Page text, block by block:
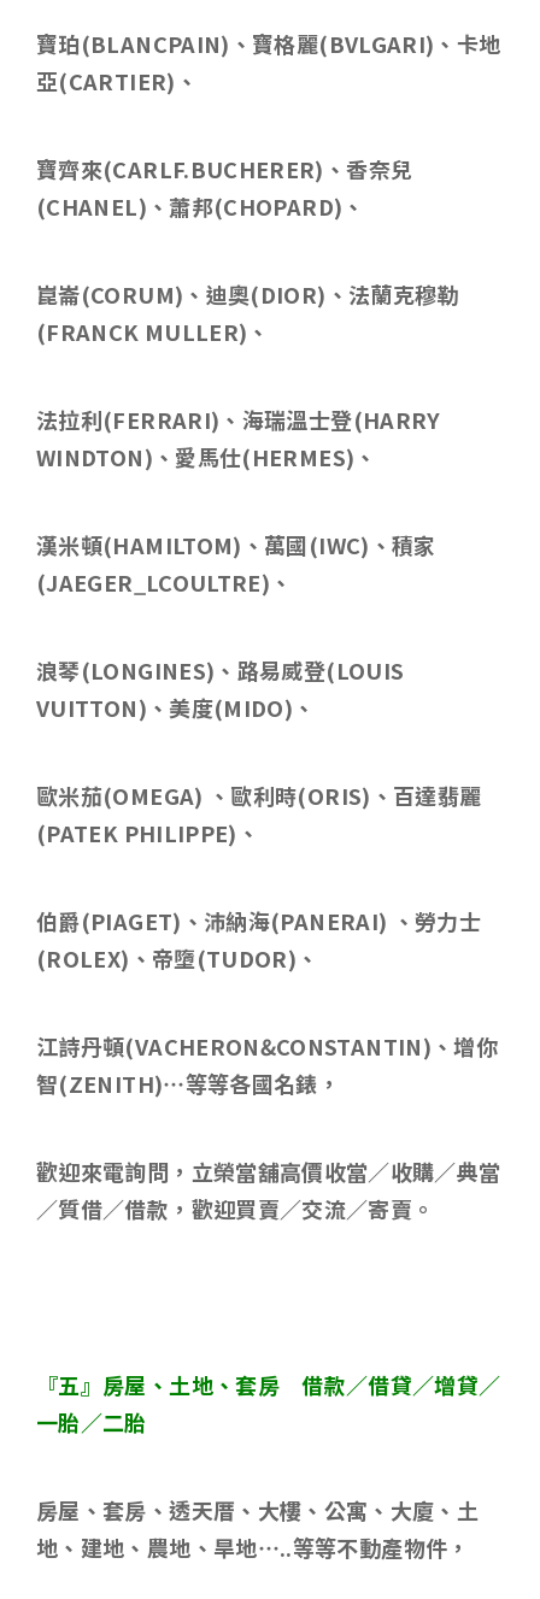
寶珀(BLANCPAIN) 、寶格麗(BVLGARI) 、卡地
亞(CARTIER) 、
寶齊來(CARLF.BUCHERER) 、香奈兒
(CHANEL) 、蕭邦(CHOPARD) 、
崑崙(CORUM) 、迪奧(DIOR) 、法蘭克穆勒
(FRANCK MULLER) 、
法拉利(FERRARI) 、海瑞溫士登(HARRY
WINDTON) 、愛馬仕(HERMES) 、
漢米頓(HAMILTOM) 、萬國(IWC) 、積家
(JAEGER_LCOULTRE) 、
浪琴(LONGINES) 、路易威登(LOUIS
VUITTON) 、美度(MIDO) 、
歐米茄(OMEGA) 、歐利時(ORIS) 、百達翡麗
(PATEK PHILIPPE) 、
伯爵(PIAGET) 、沛納海(PANERAI) 、勞力士
(ROLEX) 、帝墮(TUDOR) 、
江詩丹頓(VACHERON&CONSTANTIN) 、增你
智(ZENITH)…等等各國名錶，
歡迎來電詢問，立榮當舖高價收當／收購／典當
／質借／借款，歡迎買賣／交流／寄賣。
『五』房屋、土地、套房 借款／借貸／增貸／
一胎／二胎
房屋、套房、透天厝、大樓、公寓、大廈、土
地、建地、農地、旱地…..等等不動產物件，